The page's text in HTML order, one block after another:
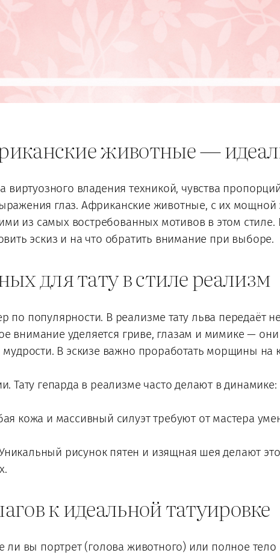
животные —
виртуозного владения техникой, чувства
глаз. Африканские животные, с их мощной
из самых востребованных мотивов в этом стиле.
эскиз и на что обратить внимание при выборе.
для тату в стиле реализм
популярности. В реализме тату льва передаёт
внимание уделяется гриве, глазам и мимике —
В эскизе важно проработать морщины на
Тату гепарда в реализме часто делают в
кожа и массивный силуэт требуют от мастера
рисунок пятен и изящная шея делают
к идеальной татуировке
ли вы портрет (голова животного) или полное